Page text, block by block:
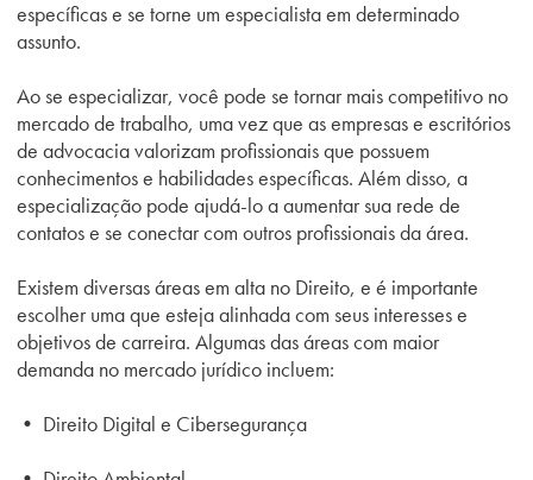
específicas e se torne um especialista em determinado
assunto.
Ao se especializar, você pode se tornar mais competitivo no
mercado de trabalho, uma vez que as empresas e escritórios
de advocacia valorizam profissionais que possuem
conhecimentos e habilidades específicas. Além disso, a
especialização pode ajudá-lo a aumentar sua rede de
contatos e se conectar com outros profissionais da área.
Existem diversas áreas em alta no Direito, e é importante
escolher uma que esteja alinhada com seus interesses e
objetivos de carreira. Algumas das áreas com maior
demanda no mercado jurídico incluem:
• Direito Digital e Cibersegurança